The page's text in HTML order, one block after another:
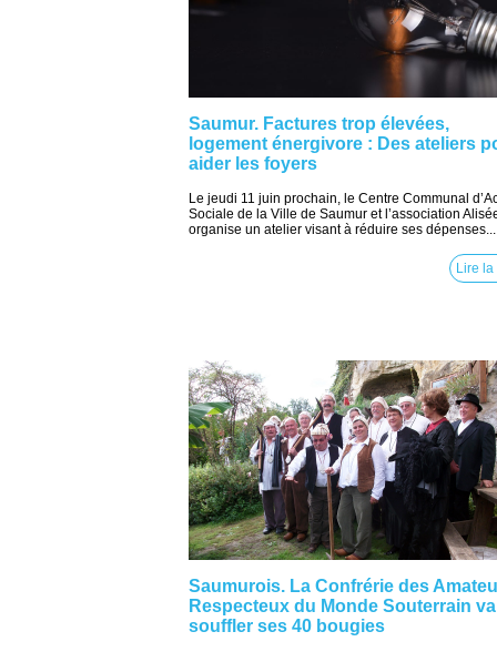
Saumur. Factures trop élevées,
logement énergivore : Des ateliers
aider les foyers
Le jeudi 11 juin prochain, le Centre Communal
Sociale de la Ville de Saumur et l’association
organise un atelier visant à réduire ses dépenses...
Lire la
Saumurois. La Confrérie des
Respecteux du Monde Souterrain va
souffler ses 40 bougies